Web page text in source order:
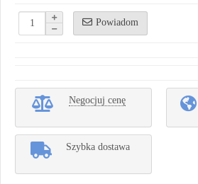
Powiadom
Negocjuj cenę
Szybka dostawa